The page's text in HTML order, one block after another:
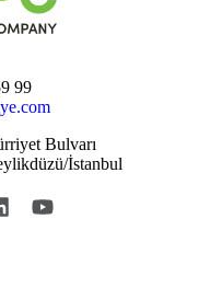
99
Bulvarı
İstanbul